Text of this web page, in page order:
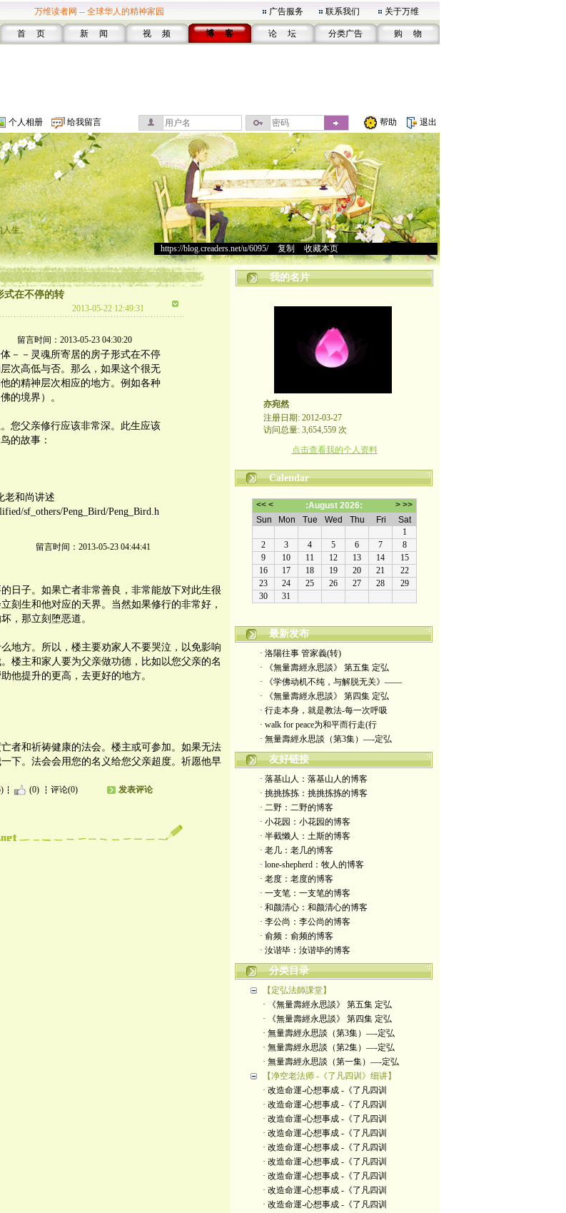
万维读者网 -- 全球华人的精神家园 广告服务 联系我们 关于万维
首 页 新 闻 视 频 博 客 论 坛 分类广告 购 物
个人相册 给我留言 帮助 退出
人生。
https://blog.creaders.net/u/6095/> 复制 收藏本页
式在不停的转
2013-05-22 12:49:31
留言时间：2013-05-23 04:30:20
－－灵魂所寄居的房子形式在不停
次高低与否。那么，如果这个很无
的精神层次相应的地方。例如各种
的境界）。
您父亲修行应该非常深。此生应该
的故事：
老和尚讲述
sf_others/Peng_Bird/Peng_Bird.h
留言时间：2013-05-23 04:44:41
日子。如果亡者非常善良，非常能放下对此生很
刻生和他对应的天界。当然如果修行的非常好，
，那立刻堕恶道。
地方。所以，楼主要劝家人不要哭泣，以免影响
楼主和家人要为父亲做功德，比如以您父亲的名
他提升的更高，去更好的地方。
者和祈祷健康的法会。楼主或可参加。如果无法
下。法会会用您的名义给您父亲超度。祈愿他早
(0) 评论(0) 发表评论
我的名片
亦宛然
注册日期: 2012-03-27
访问总量: 3,654,559 次
点击查看我的个人资料
Calendar
最新发布
· 洛陽往事 管家義(转)
· 《無量壽經永思談》 第五集 定弘
· 《学佛动机不纯，与解脱无关》——
· 《無量壽經永思談》 第四集 定弘
· 行走本身，就是教法-每一次呼吸
· walk for peace为和平而行走(行
· 無量壽經永思談（第3集）—-定弘
友好链接
· 落基山人：落基山人的博客
· 挑挑拣拣：挑挑拣拣的博客
· 二野：二野的博客
· 小花园：小花园的博客
· 半截懒人：土斯的博客
· 老几：老几的博客
· lone-shepherd：牧人的博客
· 老度：老度的博客
· 一支笔：一支笔的博客
· 和颜清心：和颜清心的博客
· 李公尚：李公尚的博客
· 俞频：俞频的博客
· 汝谐毕：汝谐毕的博客
分类目录
【定弘法師課堂】
· 《無量壽經永思談》 第五集 定弘
· 《無量壽經永思談》 第四集 定弘
· 無量壽經永思談（第3集）—-定弘
· 無量壽經永思談（第2集）—-定弘
· 無量壽經永思談（第一集）—-定弘
【净空老法师 -《了凡四训》细讲】
· 改造命運-心想事成 -《了凡四训
· 改造命運-心想事成 -《了凡四训
· 改造命運-心想事成 -《了凡四训
· 改造命運-心想事成 -《了凡四训
· 改造命運-心想事成 -《了凡四训
· 改造命運-心想事成 -《了凡四训
· 改造命運-心想事成 -《了凡四训
· 改造命運-心想事成 -《了凡四训
· 改造命運-心想事成 -《了凡四训